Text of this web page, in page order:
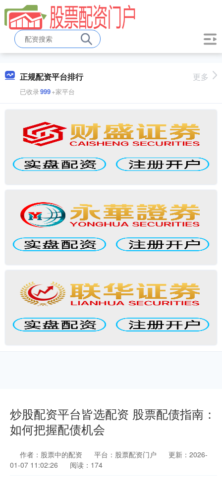
正规配资平台排行
已收录999+家平台
更多
炒股配资平台皆选配资 股票配债指南：
如何把握配债机会
作者：股票中的配资 平台：股票配资门户
更新：2026-
01-07 11:02:26
阅读：174